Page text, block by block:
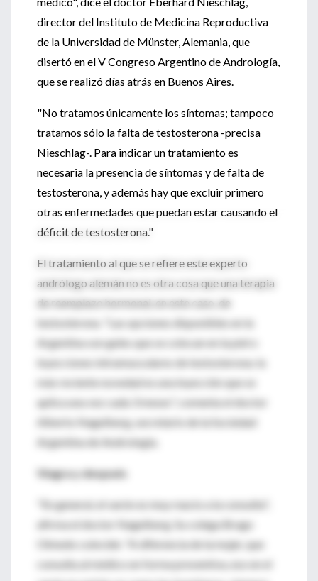
director del Instituto de Medicina Reproductiva
de la Universidad de Münster, Alemania, que
disertó en el V Congreso Argentino de Andrología,
que se realizó días atrás en Buenos Aires.
"No tratamos únicamente los síntomas; tampoco
tratamos sólo la falta de testosterona -precisa
Nieschlag-. Para indicar un tratamiento es
necesaria la presencia de síntomas y de falta de
testosterona, y además hay que excluir primero
otras enfermedades que puedan estar causando el
déficit de testosterona."
El tratamiento al que se refiere este experto
andrólogo alemán no es otra cosa que una terapia
de reemplazo hormonal, en este caso, de
testosterona. "Las opciones disponibles en la
Argentina son geles que se colocan en la piel o
inyecciones intramusculares de testosterona; la
más reciente novedad es una inyección que se
aplica una vez cada 3 meses", comenta el doctor
Alberto Nagelberg, secretario de la Sociedad
Argentina de Andrología.
Viagra y después
"En general, el varón es muy reacio a la consulta",
afirma el doctor Nagelberg. Su colega Brugo
Olmedo coincide: "A diferencia de la mujer, que
consulta al médico en forma preventiva, eso en el